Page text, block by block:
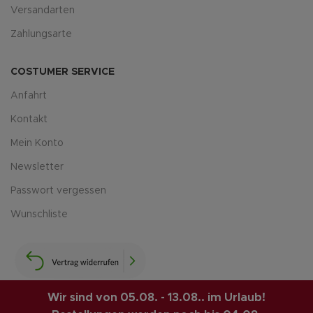
Wir sind von 05.08. - 13.08.. im Urlaub!
Versandarten
Zahlungsarte
COSTUMER SERVICE
Anfahrt
Kontakt
Mein Konto
Newsletter
Passwort vergessen
Wunschliste